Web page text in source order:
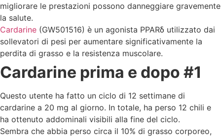
migliorare le prestazioni possono danneggiare gravemente
la salute.
Cardarine (GW501516) è un agonista PPARδ utilizzato dai
sollevatori di pesi per aumentare significativamente la
perdita di grasso e la resistenza muscolare.
Cardarine prima e dopo #1
Questo utente ha fatto un ciclo di 12 settimane di
cardarine a 20 mg al giorno. In totale, ha perso 12 chili e
ha ottenuto addominali visibili alla fine del ciclo.
Sembra che abbia perso circa il 10% di grasso corporeo,